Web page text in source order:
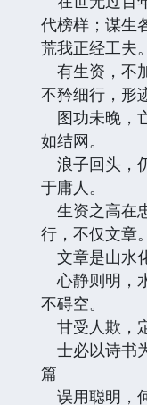
代榜样；谋生
荒我正经工夫。
有生资，不
不矜细行，形
图功未晚，
如结网。
浪子回头，
于庸人。
生资之高在
行，不仅文章。
文章是山水
心静则明，
不碍空。
甘受人欺，
士必以诗书
篇
误用聪明，